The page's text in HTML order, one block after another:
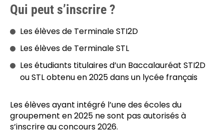
Qui peut s’inscrire ?
Les élèves de Terminale STI2D
Les élèves de Terminale STL
Les étudiants titulaires d’un Baccalauréat STI2D
ou STL obtenu en 2025 dans un lycée français
Les élèves ayant intégré l’une des écoles du
groupement en 2025 ne sont pas autorisés à
s’inscrire au concours 2026.